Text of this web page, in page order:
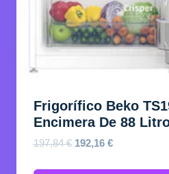
Frigorífico Beko
Encimera De 88
197,84€ El
192,16 €El